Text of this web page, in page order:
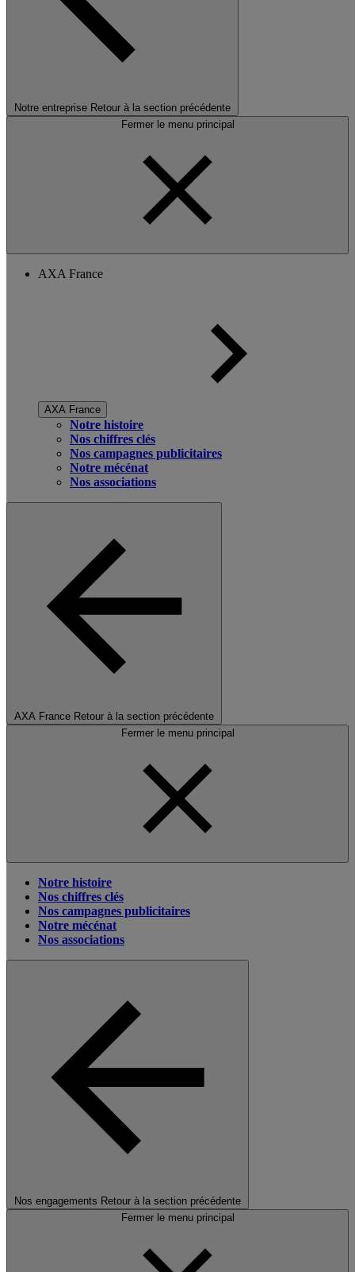
Notre entreprise Retour à la section précédente
Fermer le menu principal
AXA France
AXA France
Notre histoire
Nos chiffres clés
Nos campagnes publicitaires
Notre mécénat
Nos associations
AXA France Retour à la section précédente
Fermer le menu principal
Notre histoire
Nos chiffres clés
Nos campagnes publicitaires
Notre mécénat
Nos associations
Nos engagements Retour à la section précédente
Fermer le menu principal